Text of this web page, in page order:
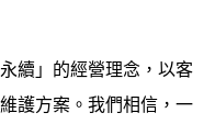
續」的經營理念，以客
護方案。我們相信，一